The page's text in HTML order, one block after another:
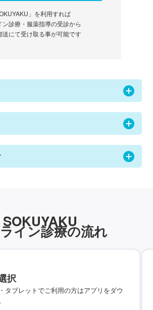
」を利用すれば
ン診療・服薬指導の受診から
送にて受け取る事が可能です
SOKUYAKU
イン診療の流れ
択
タブレットでご利用の方はアプリをダウ